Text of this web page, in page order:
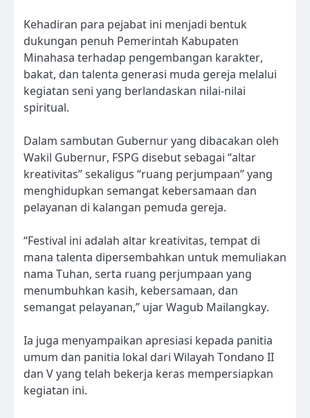
Kehadiran para pejabat ini menjadi bentuk
dukungan penuh Pemerintah Kabupaten
Minahasa terhadap pengembangan karakter,
bakat, dan talenta generasi muda gereja melalui
kegiatan seni yang berlandaskan nilai-nilai
spiritual.
Dalam sambutan Gubernur yang dibacakan oleh
Wakil Gubernur, FSPG disebut sebagai “altar
kreativitas” sekaligus “ruang perjumpaan” yang
menghidupkan semangat kebersamaan dan
pelayanan di kalangan pemuda gereja.
“Festival ini adalah altar kreativitas, tempat di
mana talenta dipersembahkan untuk memuliakan
nama Tuhan, serta ruang perjumpaan yang
menumbuhkan kasih, kebersamaan, dan
semangat pelayanan,” ujar Wagub Mailangkay.
Ia juga menyampaikan apresiasi kepada panitia
umum dan panitia lokal dari Wilayah Tondano II
dan V yang telah bekerja keras mempersiapkan
kegiatan ini.